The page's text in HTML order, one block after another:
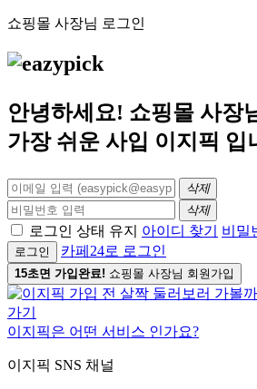
쇼핑몰 사장님 로그인
안녕하세요! 쇼핑몰 사장
가장 쉬운 사입 이지픽 입
삭제
삭제
로그인 상태 유지 아이디 찾기 비밀
로그인 카페24로 로그인
15초면 가입완료! 쇼핑몰 사장님 회원가입
이지픽은 어떤 서비스 인가요?
이지픽 SNS 채널